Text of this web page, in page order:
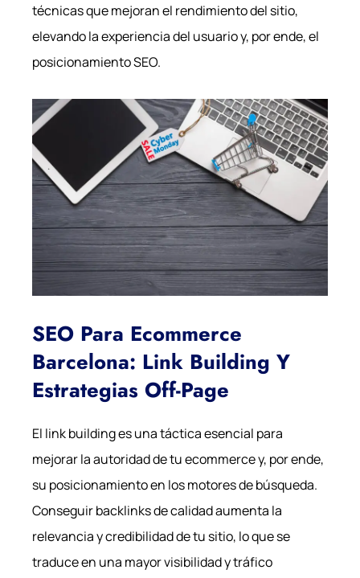
técnicas que mejoran el rendimiento del sitio,
elevando la experiencia del usuario y, por ende, el
posicionamiento SEO.
SEO Para Ecommerce
Barcelona: Link Building Y
Estrategias Off-Page
El link building es una táctica esencial para
mejorar la autoridad de tu ecommerce y, por ende,
su posicionamiento en los motores de búsqueda.
Conseguir backlinks de calidad aumenta la
relevancia y credibilidad de tu sitio, lo que se
traduce en una mayor visibilidad y tráfico